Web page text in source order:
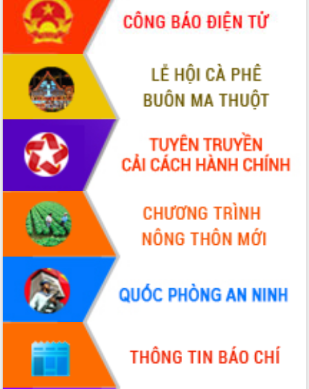
Thuột
Định vị cà phê Việt Nam như một “di
sản sống” trong dòng chảy toàn cầu
Xây dựng nông thôn mới: Nâng cao đời
sống người dân từ những mô hình thiết
thực
Quyết liệt tháo gỡ vướng mắc, đẩy
nhanh tiến độ các dự án trọng điểm
trong Khu kinh tế Nam Phú Yên
Hòn Yến phát triển du lịch gắn với bảo
tồn biển
Lấy ý kiến điều chỉnh Quy hoạch tỉnh
Đắk Lắk thời kỳ 2021-2030, tầm nhìn
đến năm 2050
Phát động chiến dịch 30 ngày đêm
giải phóng mặt bằng Tuyến đường bộ
ven biển
Đắk Lắk nỗ lực thúc đẩy tăng trưởng
kinh tế từ 10% trở lên trong Quý
II/2026
Đắk Lắk ký kết thỏa thuận hợp tác về
chuyển đổi số giai đoạn 2026 – 2030
với Tập đoàn Bưu chính Viễn thông
Việt Nam
Thứ trưởng Bộ Y tế làm việc với tỉnh
Đắk Lắk về phát triển nhân lực y tế